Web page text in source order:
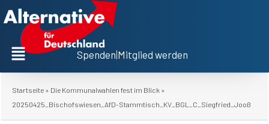
Spenden Mitglied werden
Startseite » Die Kommunalwahlen fest im Blick »
20250425_Bischofswiesen_AfD-Stammtisch_KV_BGL_C_Siegfried_Jooß